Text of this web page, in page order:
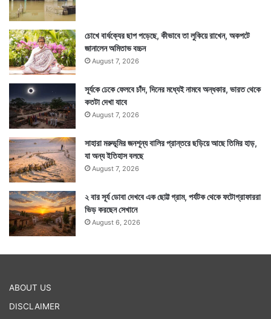
চোখে বার্ধক্যের ছাপ পড়েছে, কীভাবে তা লুকিয়ে রাখেন, অকপটে
জানালেন অমিতাভ বচ্চন
August 7, 2026
সূর্যকে ঢেকে ফেলবে চাঁদ, দিনের মধ্যেই নামবে অন্ধকার, ভারত থেকে
কতটা দেখা যাবে
August 7, 2026
সাহারা মরুভূমির জনশূন্য বালির প্রান্তরে ছড়িয়ে আছে তিমির হাড়,
যা অন্য ইতিহাস বলছে
August 7, 2026
২ বার সূর্য ডোবা দেখবে এক ছোট্ট গ্রাম, পর্যটক থেকে ফটোগ্রাফাররা
ভিড় করছেন সেখানে
August 6, 2026
ABOUT US
DISCLAIMER